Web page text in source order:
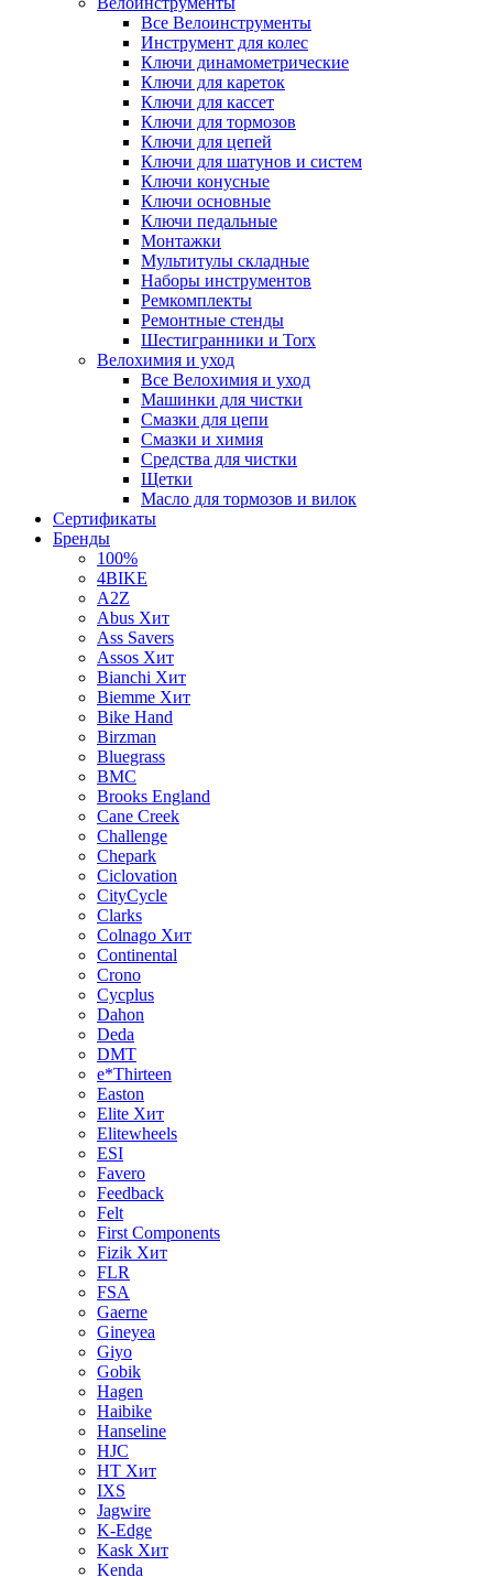
Все Велоинструменты
Инструмент для колес
Ключи динамометрические
Ключи для кареток
Ключи для кассет
Ключи для тормозов
Ключи для цепей
Ключи для шатунов и систем
Ключи конусные
Ключи основные
Ключи педальные
Монтажки
Мультитулы складные
Наборы инструментов
Ремкомплекты
Ремонтные стенды
Шестигранники и Torx
Велохимия и уход
Все Велохимия и уход
Машинки для чистки
Смазки для цепи
Смазки и химия
Средства для чистки
Щетки
Масло для тормозов и вилок
Сертификаты
Бренды
100%
4BIKE
A2Z
Abus Хит
Ass Savers
Assos Хит
Bianchi Хит
Biemme Хит
Bike Hand
Birzman
Bluegrass
BMC
Brooks England
Cane Creek
Challenge
Chepark
Ciclovation
CityCycle
Clarks
Colnago Хит
Continental
Crono
Cycplus
Dahon
Deda
DMT
e*Thirteen
Easton
Elite Хит
Elitewheels
ESI
Favero
Feedback
Felt
First Components
Fizik Хит
FLR
FSA
Gaerne
Gineyea
Giyo
Gobik
Hagen
Haibike
Hanseline
HJC
HT Хит
IXS
Jagwire
K-Edge
Kask Хит
Kenda